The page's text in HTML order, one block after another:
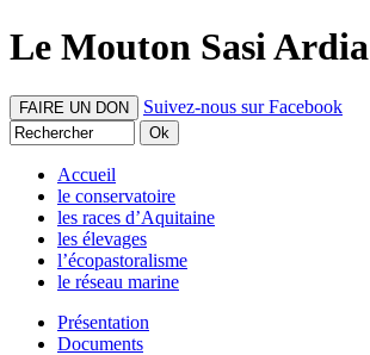
Le Mouton Sasi Ardia
FAIRE UN DON Suivez-nous sur Facebook
Accueil
le conservatoire
les races d’Aquitaine
les élevages
l’écopastoralisme
le réseau marine
Présentation
Documents